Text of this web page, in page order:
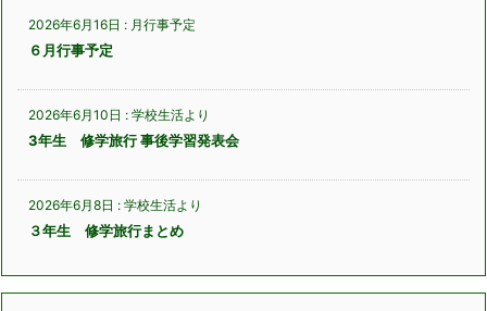
2026年6月16日 : 月行事予定
６月行事予定
2026年6月10日 : 学校生活より
3年生 修学旅行 事後学習発表会
2026年6月8日 : 学校生活より
３年生 修学旅行まとめ